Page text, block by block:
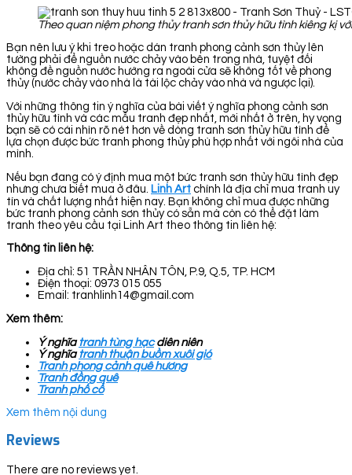
Theo quan niệm phong thủy tranh sơn thủy hữu tình kiêng kị
Bạn nên lưu ý khi treo hoặc dán tranh phong cảnh sơn thủy lên
tường phải để nguồn nước chảy vào bên trong nhà, tuyệt đối
không đề nguồn nước hướng ra ngoài cửa sẽ không tốt về phong
thủy (nước chảy vào nhà là tài lộc chảy vào nhà và ngược lại).
Với những thông tin ý nghĩa của bài viết ý nghĩa phong cảnh sơn
thủy hữu tình và các mẫu tranh đẹp nhất, mới nhất ở trên, hy vọng
bạn sẽ có cái nhìn rõ nét hơn về dòng tranh sơn thủy hữu tình để
lựa chọn được bức tranh phong thủy phù hợp nhất với ngôi nhà của
mình.
Nếu bạn đang có ý định mua một bức tranh sơn thủy hữu tình đẹp
nhưng chưa biết mua ở đâu. Linh Art chính là địa chỉ mua tranh uy
tín và chất lượng nhất hiện nay. Bạn không chỉ mua được những
bức tranh phong cảnh sơn thủy có sẵn mà còn có thể đặt làm
tranh theo yêu cầu tại Linh Art theo thông tin liên hệ:
Thông tin liên hệ:
Địa chỉ: 51 TRẦN NHÂN TÔN, P.9, Q.5, TP. HCM
Điện thoại: 0973 015 055
Email: tranhlinh14@gmail.com
Xem thêm:
Ý nghĩatranh tùng hạcdiên niên
Ý nghĩatranh thuận buồm xuôi gió
Tranh phong cảnh quê hương
Tranh đồng quê
Tranh phố cổ
Xem thêm nội dung
Reviews
There are no reviews yet.